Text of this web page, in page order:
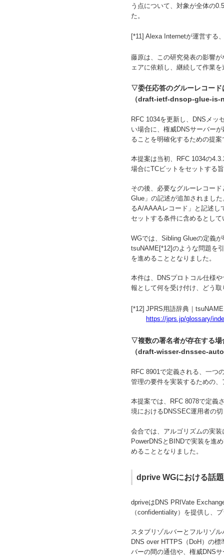
う点について、対象が全体の
た。
[*11] Alexa Internetが運営する
藤原は、この研究発表の影響
ェアに依頼し、継続して作業
▽委任応答のグルーレコード
（draft-ietf-dnsop-glue-
RFC 1034を更新し、DNSメッ
い場合に、権威DNSサーバー
ることを明確化するための提案
本提案は当初、RFC 1034の
場合にTCビットをセットする
その後、必要なグルーレコー
Glue」の記述が追加されまし
るA/AAAAレコード」と記述し
セットする条件に含めるとして
WGでは、Sibling Glueの定義
tsuNAME[*12]のような問題を
を進めることとなりました。
本件は、DNSプロトコル仕様
報として何を受け付け、どう
[*12] JPRS用語辞典｜
https://jprs.jp/glossary/
▽複数の署名者が存在する場
（draft-wisser-dnssec-
RFC 8901で定義される、一つ
管理の要件を実装するための
本提案では、RFC 8078で定義
境におけるDNSSEC運用者の
会合では、アルゴリズムの実
PowerDNSとBINDで実装を進
めることとなりました。
dprive WGにおける話題
dpriveはDNS PRIVate
（confidentiality）を提供し、
スタブリゾルバーとフルリゾ
DNS over HTTPS（DoH）の
バーの間の通信や、権威DNS